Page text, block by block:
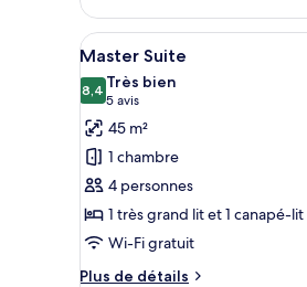
le
type
de
chambre
Chambre
Familiale
Afficher
toutes
les
photos
pour
ce
type
de
chambre :
Master
5
Master Suite
8,48,4 sur 10
Très bien
5 avis
(5 avis)
45 m²
1 chambre
4 personnes
1 très grand lit et 1 canapé-lit
Wi-Fi gratuit
Plus de détails
Plus